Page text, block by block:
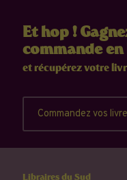
Et hop !
commande en
et récupérez votre
Commandez vos